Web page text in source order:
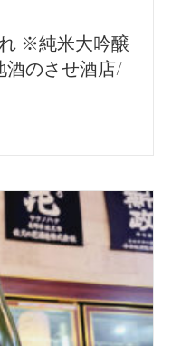
※純米大吟醸
酒のさせ酒店/